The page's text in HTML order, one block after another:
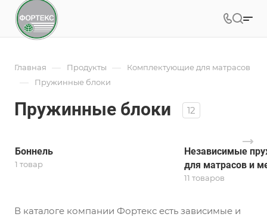
Главная — Продукты — Комплектующие для матрасов
— Пружинные блоки
Пружинные блоки 12
Боннель
1 товар
Независимые
для матрасов и
11 товаров
В каталоге компании Фортекс есть зависимые и